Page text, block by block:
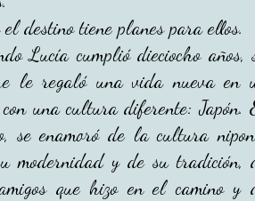
el destino tiene planes para ellos.
Lucía cumplió dieciocho años,
le regaló una vida nueva en
una cultura diferente: Japón.
se enamoró de la cultura
modernidad y de su tradición,
que hizo en el camino y